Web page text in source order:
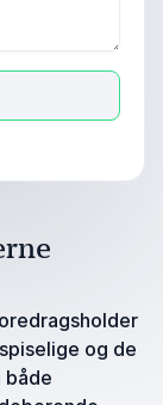
og de
både